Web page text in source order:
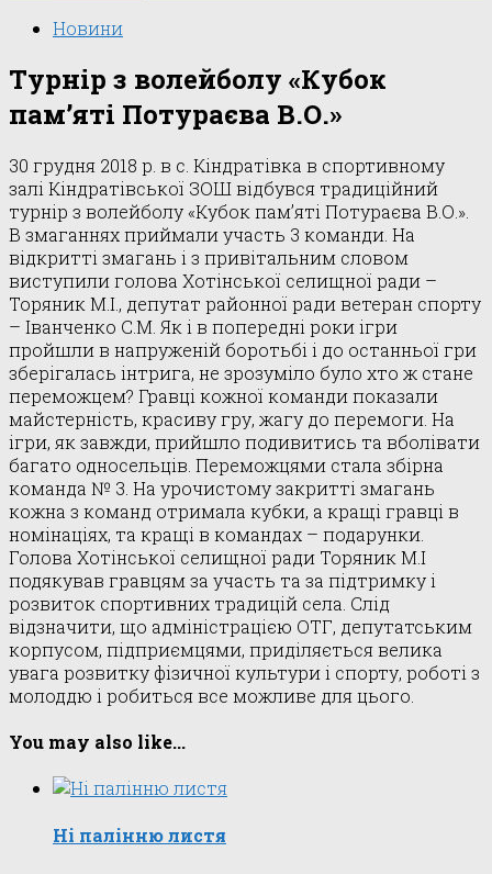
Новини
Турнір з волейболу «Кубок
пам’яті Потураєва В.О.»
30 грудня 2018 р. в с. Кіндратівка в спортивному
залі Кіндратівської ЗОШ відбувся традиційний
турнір з волейболу «Кубок пам’яті Потураєва В.О.».
В змаганнях приймали участь 3 команди. На
відкритті змагань і з привітальним словом
виступили голова Хотінської селищної ради –
Торяник М.І., депутат районної ради ветеран спорту
– Іванченко С.М. Як і в попередні роки ігри
пройшли в напруженій боротьбі і до останньої гри
зберігалась інтрига, не зрозуміло було хто ж стане
переможцем? Гравці кожної команди показали
майстерність, красиву гру, жагу до перемоги. На
ігри, як завжди, прийшло подивитись та вболівати
багато односельців. Переможцями стала збірна
команда № 3. На урочистому закритті змагань
кожна з команд отримала кубки, а кращі гравці в
номінаціях, та кращі в командах – подарунки.
Голова Хотінської селищної ради Торяник М.І
подякував гравцям за участь та за підтримку і
розвиток спортивних традицій села. Слід
відзначити, що адміністрацією ОТГ, депутатським
корпусом, підприємцями, приділяється велика
увага розвитку фізичної культури і спорту, роботі з
молоддю і робиться все можливе для цього.
You may also like...
Ні палінню листя